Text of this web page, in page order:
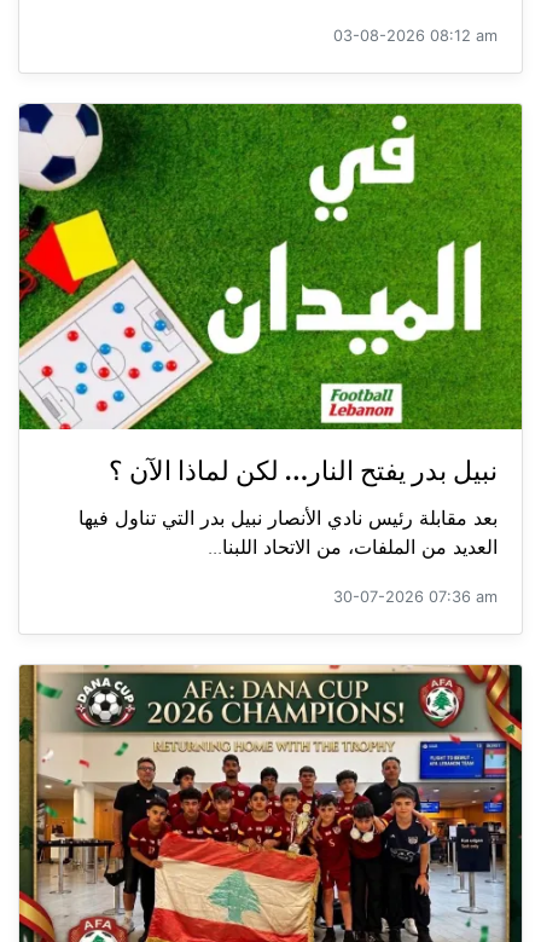
03-08-2026 08:12 am
نبيل بدر يفتح النار… لكن لماذا الآن ؟
بعد مقابلة رئيس نادي الأنصار نبيل بدر التي تناول فيها
العديد من الملفات، من الاتحاد اللبنا...
30-07-2026 07:36 am